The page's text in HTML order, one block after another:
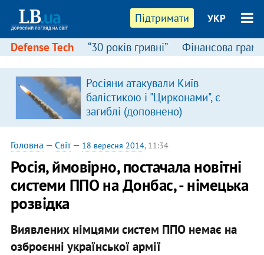
Підтримати УКР
Defense Tech “30 років гривні” Фінансова
Росіяни атакували Київ
балістикою і "Цирконами", є
загиблі (доповнено)
Головна — Світ— 18 вересня 2014, 11:34
Росія, ймовірно, постачала новітні
системи ППО на Донбас, - німецька
розвідка
Виявлених німцями систем ППО немає на
озброєнні української армії